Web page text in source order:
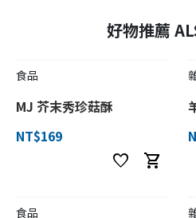
好物推薦
食品
MJ 芥末秀珍菇酥
NT$169
favorite shopping_cart
食品